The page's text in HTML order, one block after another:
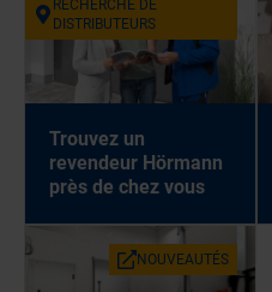
RECHERCHE DE
DISTRIBUTEURS
Trouvez un
revendeur Hörmann
près de chez vous
NOUVEAUTÉS